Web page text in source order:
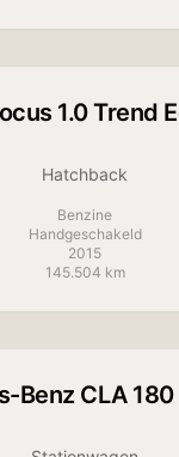
1.0 Trend
Hatchback
Benzine
Handgeschakeld
2015
145.504 km
Benz CLA